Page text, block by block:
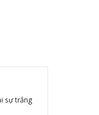
sự trắng